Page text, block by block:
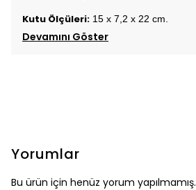
Kutu Ölçüleri: 15 x 7,2 x 22 cm.
Devamını Göster
Yorumlar
Bu ürün için henüz yorum yapılmamış.